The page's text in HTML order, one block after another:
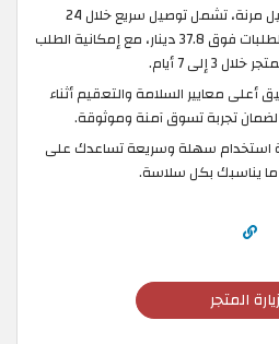
يوفّر المتجر خيارات توصيل مرنة، تشمل توصيل سريع خلال 24
ساعة، وشحن مجاني للطلبات فوق 37.8 دينار، مع إمكانية الطلب
3 إلى 7 أيام.
معايير السلامة والتعقيم أثناء
تجربة تسوق آمنة وموثوقة.
استخدام سهلة وسريعة تساعدك على
ما يناسبك بكل سلاسة.
زيارة المتجر